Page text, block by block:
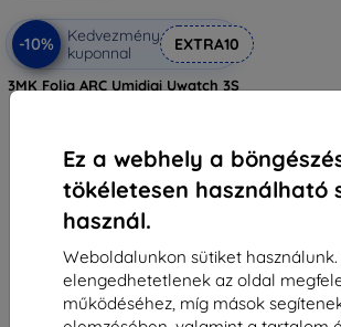
Ez a webhely a
tökéletesen használható
használ.
Weboldalunkon sütiket
elengedhetetlenek az oldal
működéséhez, míg mások
-10%
Kedvezmény
kuponnal
EXTRA10
3MK Folia ARC Umidigi Uwatch 3S
1 791 Ft
Raktáron 2 darab